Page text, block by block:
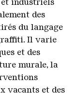
des
du langage
Il varie
et des
murale, la
vacants et des